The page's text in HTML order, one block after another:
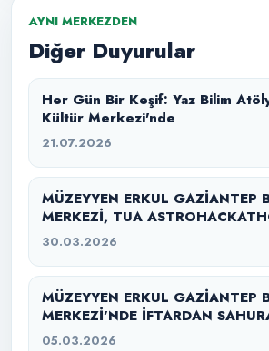
AYNI MERKEZDEN
Diğer Duyurular
Her Gün Bir Keşif: Yaz Bilim Atölyeleri Nizip
Kültür Merkezi'nde
21.07.2026
MÜZEYYEN ERKUL GAZİANTEP
MERKEZİ, TUA
GAZİANTEP 2026’YA EV
30.03.2026
MÜZEYYEN ERKUL GAZİANTEP
MERKEZİ’NDE İFTARDAN
SEFERBERLİĞİ
05.03.2026